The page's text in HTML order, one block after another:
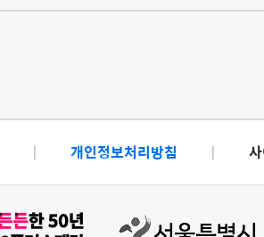
| 개인정보처리방침 |